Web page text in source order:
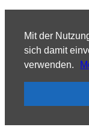
Mit der
sich damit
verwenden.
Aktuelles
Termine